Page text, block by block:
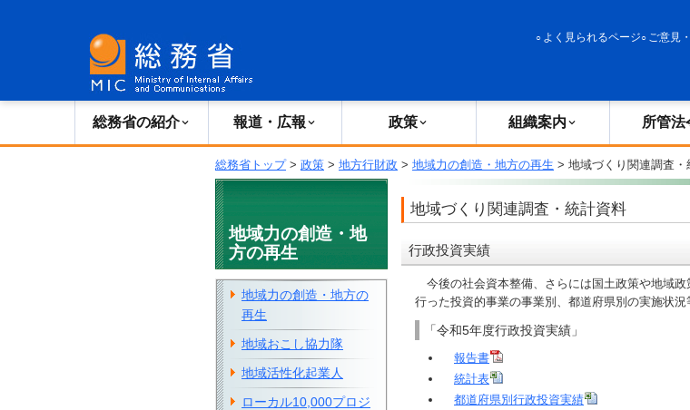
よく見られるページ ご意見
総務省の紹介 報道・広報 政策 組織案内 所管法
総務省トップ> 政策 > 地方行財政 > 地域力の創造・地方の再生 > 地域づくり関連調査・
地域づくり関連調査・統計資料
行政投資実績
今後の社会資本整備、さらには国土政策や地域
行った投資的事業の事業別、都道府県別の実施状況
「令和5年度行政投資実績」
報告書
統計表
都道府県別行政投資実績
地域力の創造・地
方の再生
地域力の創造・地方の
再生
地域おこし協力隊
地域活性化起業人
ローカル10,000プロジ